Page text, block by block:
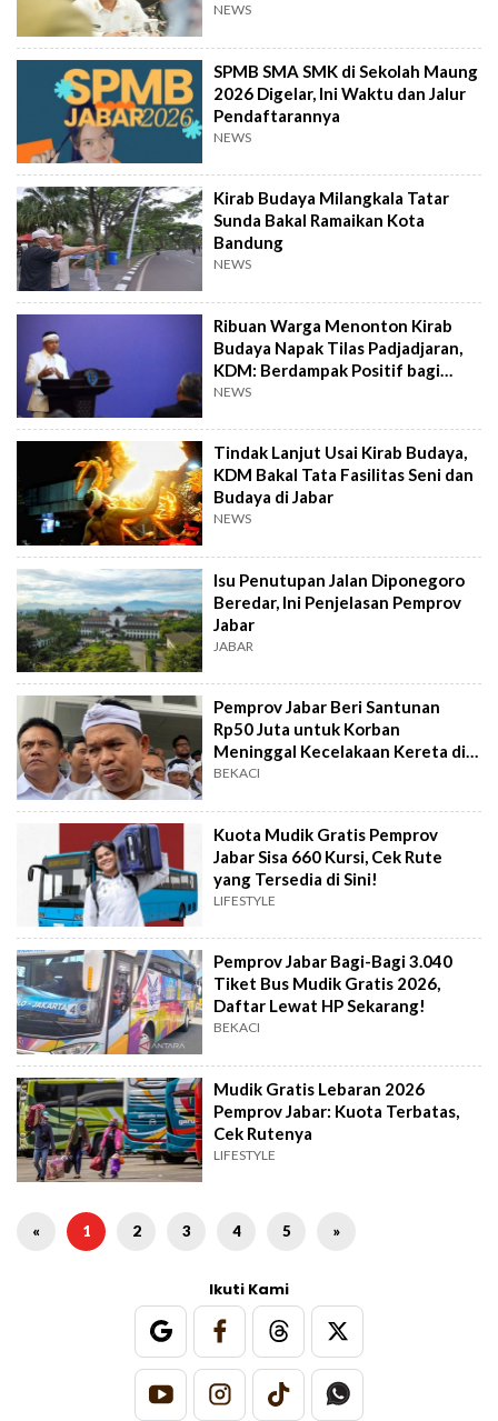
NEWS
SPMB SMA SMK di Sekolah Maung
2026 Digelar, Ini Waktu dan Jalur
Pendaftarannya
NEWS
Kirab Budaya Milangkala Tatar
Sunda Bakal Ramaikan Kota
Bandung
NEWS
Ribuan Warga Menonton Kirab
Budaya Napak Tilas Padjadjaran,
KDM: Berdampak Positif bagi
Ekonomi
NEWS
Tindak Lanjut Usai Kirab Budaya,
KDM Bakal Tata Fasilitas Seni dan
Budaya di Jabar
NEWS
Isu Penutupan Jalan Diponegoro
Beredar, Ini Penjelasan Pemprov
Jabar
JABAR
Pemprov Jabar Beri Santunan
Rp50 Juta untuk Korban
Meninggal Kecelakaan Kereta di
Bekasi
BEKACI
Kuota Mudik Gratis Pemprov
Jabar Sisa 660 Kursi, Cek Rute
yang Tersedia di Sini!
LIFESTYLE
Pemprov Jabar Bagi-Bagi 3.040
Tiket Bus Mudik Gratis 2026,
Daftar Lewat HP Sekarang!
BEKACI
Mudik Gratis Lebaran 2026
Pemprov Jabar: Kuota Terbatas,
Cek Rutenya
LIFESTYLE
« 1 2 3 4 5 »
Ikuti Kami